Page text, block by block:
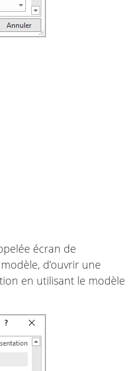
écran de
d’ouvrir une
en utilisant le modèle